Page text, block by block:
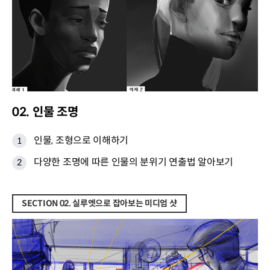
02. 인물 조명
인물, 조형으로 이해하기
다양한 조명에 따른 인물의 분위기 연출법 알아보기
SECTION 02. 실루엣으로 잡아보는 미디엄 샷